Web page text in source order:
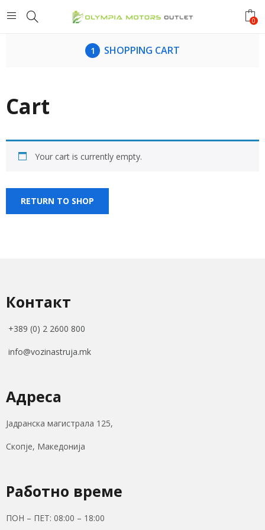
0
SHOPPING CART
Cart
Your cart is currently empty.
RETURN TO SHOP
Контакт
+389 (0) 2 2600 800
info@vozinastruja.mk
Адреса
Јадранска магистрала 125,
Скопје, Македонија
Работно време
ПОН – ПЕТ: 08:00 – 18:00